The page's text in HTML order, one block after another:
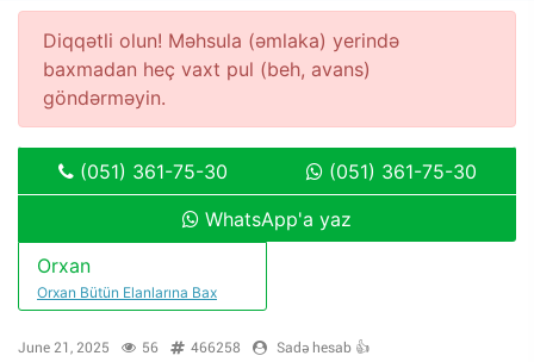
Diqqətli olun! Məhsula (əmlaka) yerində
baxmadan heç vaxt pul (beh, avans)
göndərməyin.
(051) 361-75-30
(051) 361-75-30
WhatsApp'a yaz
Orxan
Orxan Bütün Elanlarına Bax
June 21, 2025 56 466258 Sadə hesab 👍